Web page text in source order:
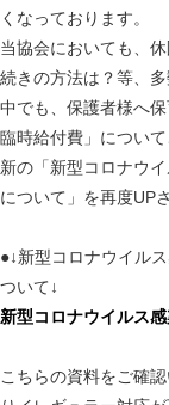
くなっております。
当協会においても、
続きの方法は？等、多
中でも、保護者様へ
臨時給付費」につい
新の「新型コロナウ
について」を再度UP
●↓新型コロナウイル
ついて↓
新型コロナウイルス
こちらの資料をご確